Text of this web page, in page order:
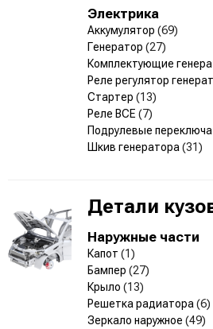
Электрика
Аккумулятор (69)
Генератор (27)
Комплектующие
Реле регулятор
Стартер (13)
Реле ВСЕ (7)
Подрулевые
Шкив генератора (31)
Детали
Наружные части
Капот (1)
Бампер (27)
Крыло (13)
Решетка радиатора (6)
Зеркало наружное (49)